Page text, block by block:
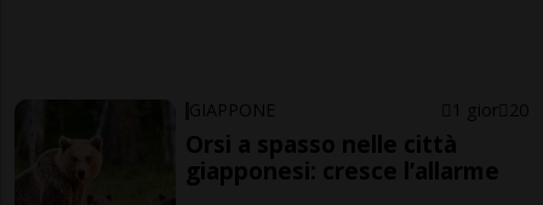
GIAPPONE 1 gior 20
Orsi a spasso nelle città
giapponesi: cresce l’allarme